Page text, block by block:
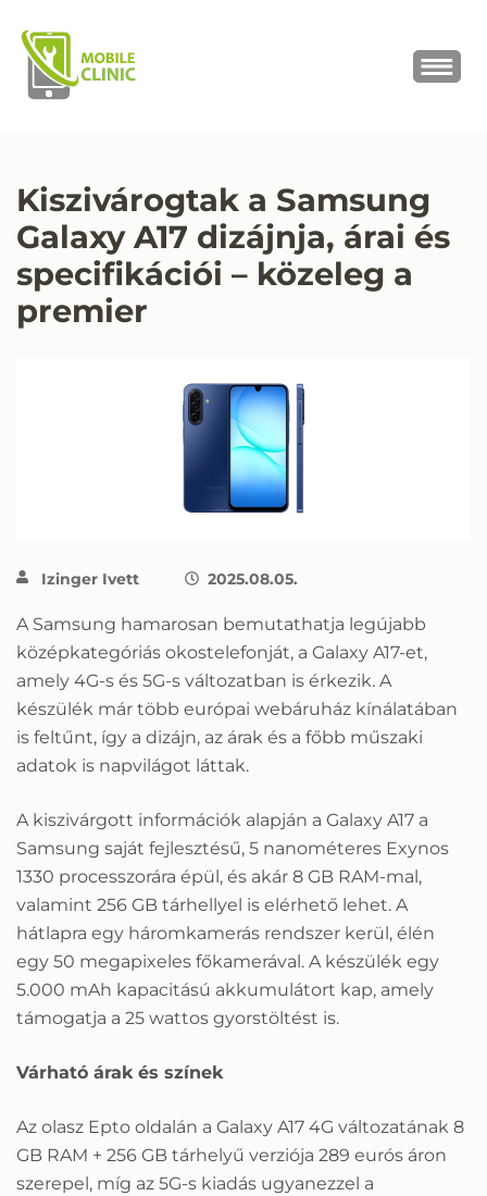
Kiszivárogtak a Samsung
Galaxy A17 dizájnja, árai és
specifikációi – közeleg a
premier
Izinger Ivett 2025.08.05.
A Samsung hamarosan bemutathatja legújabb
középkategóriás okostelefonját, a Galaxy A17-et,
amely 4G-s és 5G-s változatban is érkezik. A
készülék már több európai webáruház kínálatában
is feltűnt, így a dizájn, az árak és a főbb műszaki
adatok is napvilágot láttak.
A kiszivárgott információk alapján a Galaxy A17 a
Samsung saját fejlesztésű, 5 nanométeres Exynos
1330 processzorára épül, és akár 8 GB RAM-mal,
valamint 256 GB tárhellyel is elérhető lehet. A
hátlapra egy háromkamerás rendszer kerül, élén
egy 50 megapixeles főkamerával. A készülék egy
5.000 mAh kapacitású akkumulátort kap, amely
támogatja a 25 wattos gyorstöltést is.
Várható árak és színek
Az olasz Epto oldalán a Galaxy A17 4G változatának 8
GB RAM + 256 GB tárhelyű verziója 289 eurós áron
szerepel, míg az 5G-s kiadás ugyanezzel a